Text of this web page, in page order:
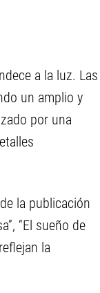
a la luz. Las
un amplio y
por una
la publicación
“El sueño de
la